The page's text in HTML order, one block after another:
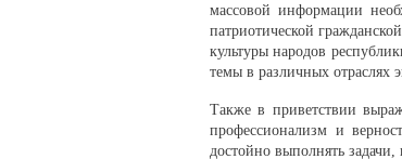
массовой информации
патриотической
культуры народов
темы в различных отраслях
Также в приветствии
профессионализм и
достойно выполнять